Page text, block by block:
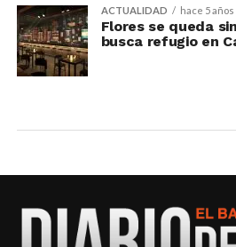
ACTUALIDAD hace 5 años
Flores se queda
busca refugio en